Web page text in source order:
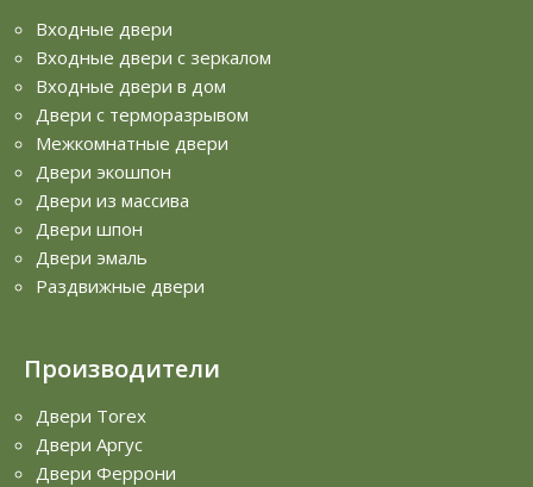
Входные двери
Входные двери с зеркалом
Входные двери в дом
Двери с терморазрывом
Межкомнатные двери
Двери экошпон
Двери из массива
Двери шпон
Двери эмаль
Раздвижные двери
Производители
Двери Torex
Двери Аргус
Двери Феррони